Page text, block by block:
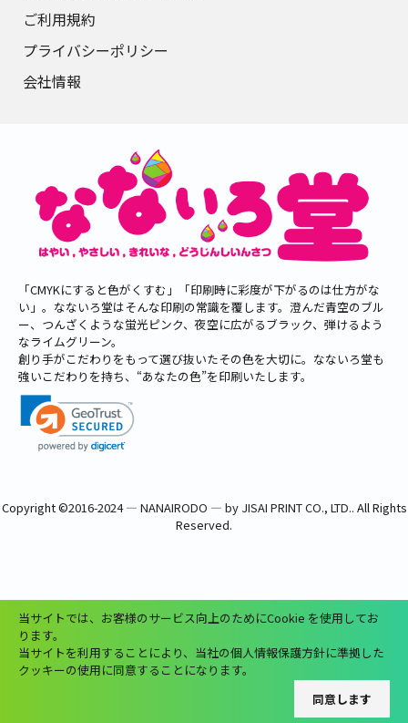
ご利用規約
プライバシーポリシー
会社情報
「CMYKにすると色がくすむ」「印刷時に彩度が下がるのは仕方がな
い」。なないろ堂はそんな印刷の常識を覆します。澄んだ青空のブル
ー、つんざくような蛍光ピンク、夜空に広がるブラック、弾けるよう
なライムグリーン。
創り手がこだわりをもって選び抜いたその色を大切に。なないろ堂も
強いこだわりを持ち、“あなたの色”を印刷いたします。
当サイトでは、お客様のサービス向上のためにCookie を使用してお
ります。
当サイトを利用することにより、当社の個人情報保護方針に準拠した
クッキーの使用に同意することになります。
同意します
Copyright ©2016-2024 ― NANAIRODO ― by JISAI PRINT CO., LTD.. All Rights
Reserved.